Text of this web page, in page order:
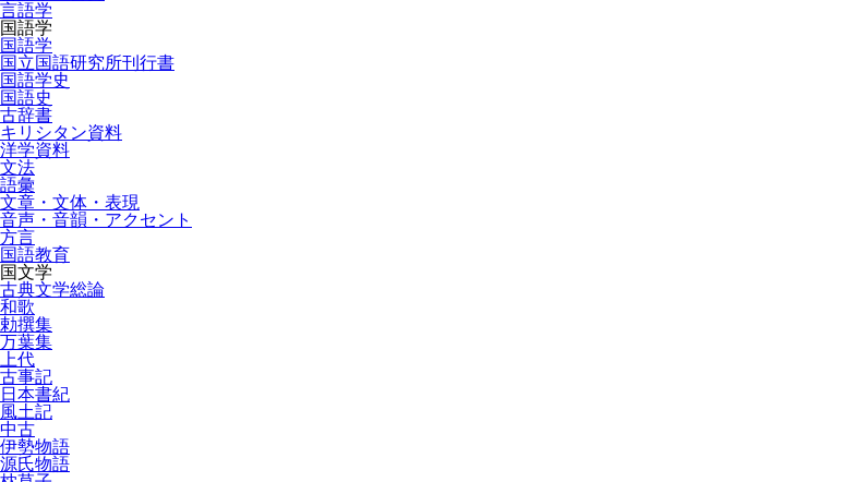
言語学
国語学
国語学
国立国語研究所刊行書
国語学史
国語史
古辞書
キリシタン資料
洋学資料
文法
語彙
文章・文体・表現
音声・音韻・アクセント
方言
国語教育
国文学
古典文学総論
和歌
勅撰集
万葉集
上代
古事記
日本書紀
風土記
中古
伊勢物語
源氏物語